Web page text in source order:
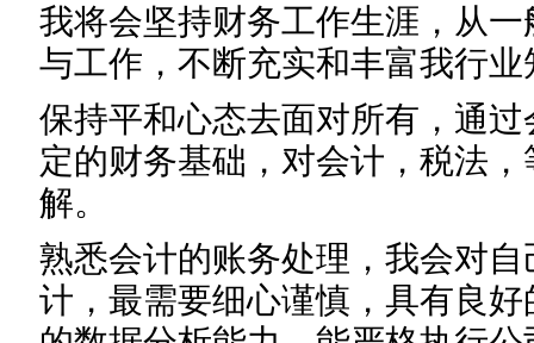
我将会坚持财务工作生涯，从
与工作，不断充实和丰富我行业
保持平和心态去面对所有，通
定的财务基础，对会计，税法
解。
熟悉会计的账务处理，我会对
计，最需要细心谨慎，具有良